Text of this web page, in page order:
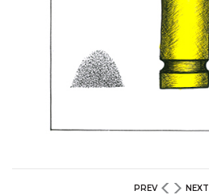
Menekşe Çam
Musa Keklik
Mustafa Uykusuz
Mustafa Yıldız
Mümin Durmaz
Nuhsal Işın
PREV NEXT